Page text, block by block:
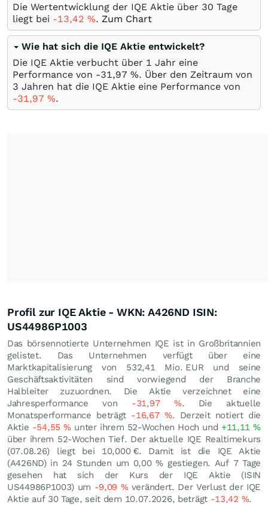
Die Wertentwicklung der IQE Aktie über 30 Tage
liegt bei -13,42 %. Zum Chart
Wie hat sich die IQE Aktie entwickelt?
Die IQE Aktie verbucht über 1 Jahr eine
Performance von -31,97 %. Über den Zeitraum von
3 Jahren hat die IQE Aktie eine Performance von
-31,97 %.
Profil zur IQE Aktie - WKN: A426ND ISIN:
US44986P1003
Das börsennotierte Unternehmen IQE ist in Großbritannien
gelistet. Das Unternehmen verfügt über eine
Marktkapitalisierung von 532,41 Mio. EUR und seine
Geschäftsaktivitäten sind vorwiegend der Branche
Halbleiter zuzuordnen. Die Aktie verzeichnet eine
Jahresperformance von -31,97 %. Die aktuelle
Monatsperformance beträgt -16,67 %. Derzeit notiert die
Aktie -54,55%unter ihrem 52-Wochen Hoch und +11,11%
über ihrem 52-Wochen Tief. Der aktuelle IQE Realtimekurs
(07.08.26) liegt bei 10,000 €. Damit ist die IQE Aktie
(A426ND) in 24 Stunden um 0,00% gestiegen. Auf 7 Tage
gesehen hat sich der Kurs der IQE Aktie (ISIN
US44986P1003) um -9,09 %verändert. Der Verlust der IQE
Aktie auf 30 Tage, seit dem 10.07.2026, beträgt -13,42 %.